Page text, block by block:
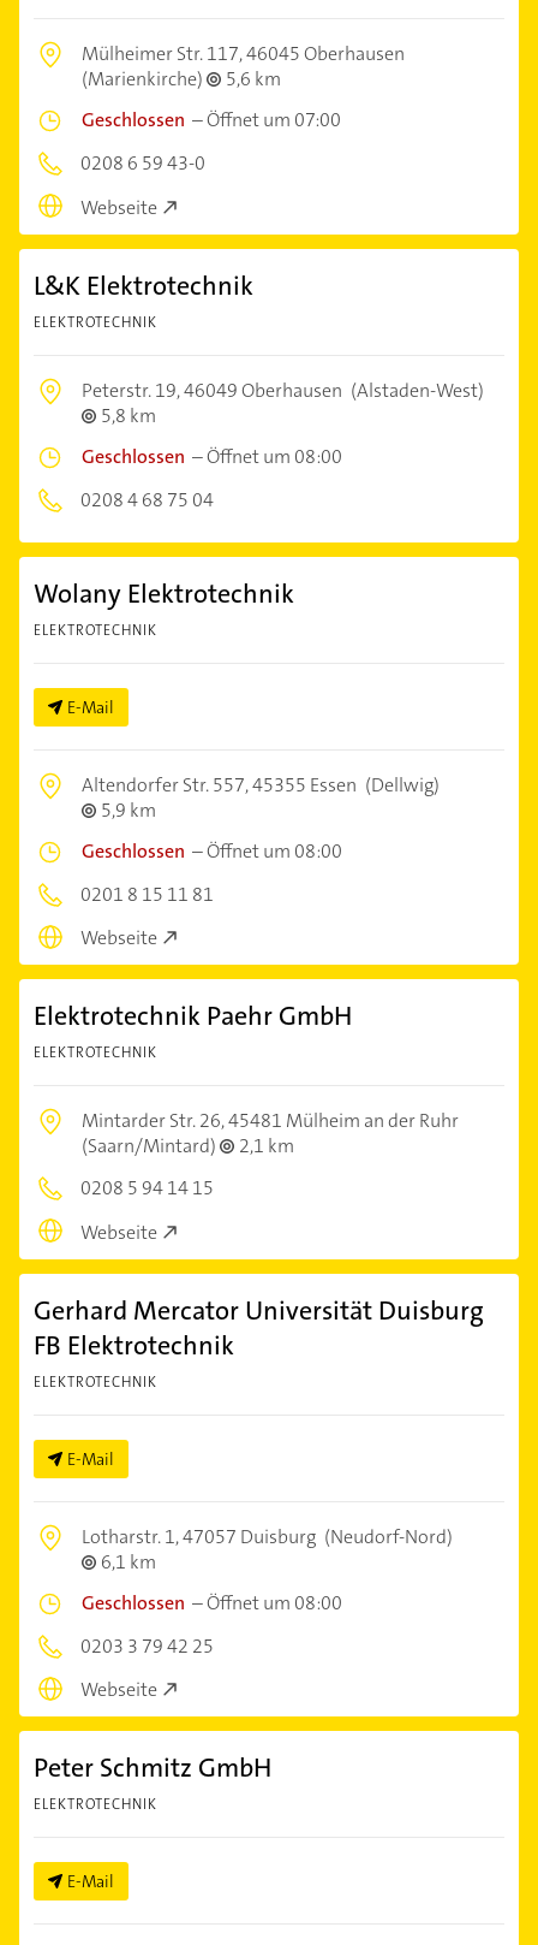
Mülheimer Str. 117,46045 Oberhausen
(Marienkirche)
5,6 km
Geschlossen –Öffnet um 07:00
0208 6 59 43-0
Webseite
L&K Elektrotechnik
ELEKTROTECHNIK
Peterstr. 19,46049 Oberhausen (Alstaden-West)
5,8 km
Geschlossen –Öffnet um 08:00
0208 4 68 75 04
Wolany Elektrotechnik
ELEKTROTECHNIK
E-Mail
Altendorfer Str. 557,45355 Essen (Dellwig)
5,9 km
Geschlossen –Öffnet um 08:00
0201 8 15 11 81
Webseite
Elektrotechnik Paehr GmbH
ELEKTROTECHNIK
Mintarder Str. 26,45481 Mülheim an der Ruhr
(Saarn/Mintard)
2,1 km
0208 5 94 14 15
Webseite
Gerhard Mercator Universität Duisburg
FB Elektrotechnik
ELEKTROTECHNIK
E-Mail
Lotharstr. 1,47057 Duisburg (Neudorf-Nord)
6,1 km
Geschlossen –Öffnet um 08:00
0203 3 79 42 25
Webseite
Peter Schmitz GmbH
ELEKTROTECHNIK
E-Mail